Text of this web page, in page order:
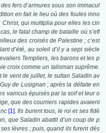
fers d’armures sous son immacul
en fait le lieu où des foules inno
qui multiplia pour elles les cin
le fatal champ de bataille où s’eff
des croisés de Palestine ; c’est
d’été, au soleil d’il y a sept siècle
Templiers, les barons et les p
croix comme un talisman suprême.
le vent de juillet, le sultan Saladin av
de Lusignan ; après la défaite en
vaincus épuisés par la soif et leur o
que des courriers rapides avaient
[1].Ils burent tous, le roi et ses fidè
que Saladin abattit d’un coup de p
lèvres ; puis, quand ils furent dés